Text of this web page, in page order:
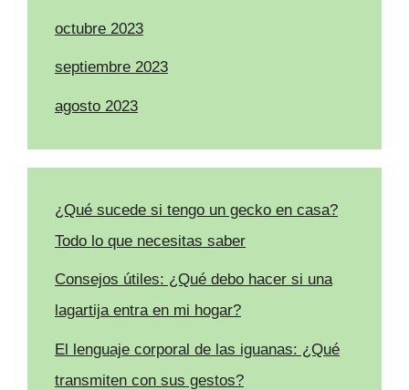
octubre 2023
septiembre 2023
agosto 2023
¿Qué sucede si tengo un gecko en casa?
Todo lo que necesitas saber
Consejos útiles: ¿Qué debo hacer si una
lagartija entra en mi hogar?
El lenguaje corporal de las iguanas: ¿Qué
transmiten con sus gestos?